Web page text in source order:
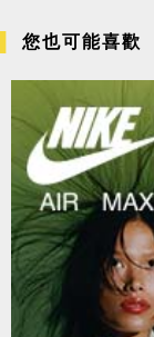
您也可能喜歡